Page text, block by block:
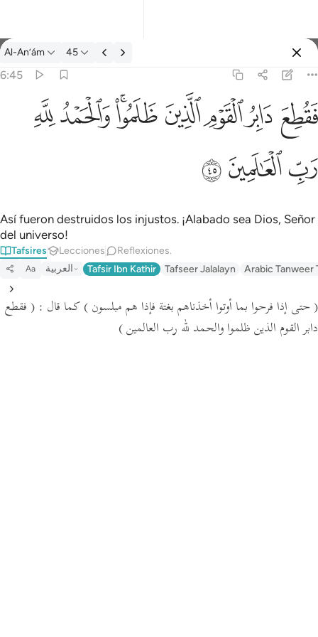
Tafsir: Al-An’ám 6:45
Al-An’ám 45
6:45
فقطع دابر القوم الذين ظلموا والحمد لله رب العالمين ٤٥
ٱلْقَوْمِ ٱلَّذِينَ ظَلَمُوا۟ ۚ وَٱلْحَمْدُ لِلَّهِ رَبِّ ٱلْعَـٰلَمِينَ ٤٥ﱁ ﱂﱃﱄﱅﱆﱇﱈ
ﱉﱊﱋ
Así fueron destruidos los injustos. ¡Alabado sea Dios, Señor
del universo!
Tafsires Lecciones Reflexiones.
Aa العربية Tafsir Ibn Kathir Tafseer Jalalayn Arabic Tanweer
( حتى إذا فرحوا بما أوتوا أخذناهم بغتة فإذا هم مبلسون ) كما قال : ( فقطع
دابر القوم الذين ظلموا والحمد لله رب العالمين )